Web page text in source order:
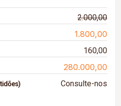
2.000,00
1.800,00
160,00
280.000,00
Consulte-nos